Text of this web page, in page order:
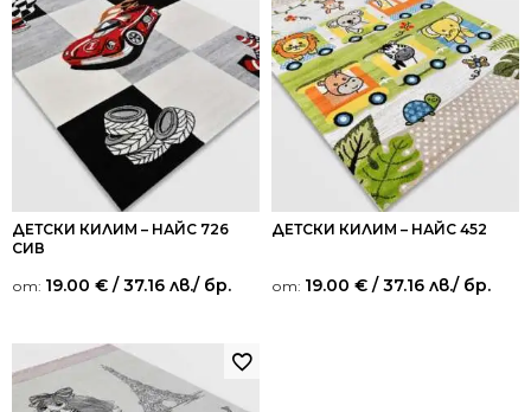
ДЕТСКИ КИЛИМ – НАЙС 726
СИВ
от: 19.00 € / 37.16 лв./ бр.
ДЕТСКИ КИЛИМ – НАЙС 452
от: 19.00 € / 37.16 лв./ бр.